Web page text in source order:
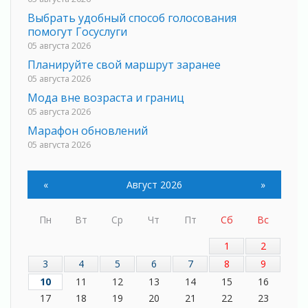
Выбрать удобный способ голосования
помогут Госуслуги
05 августа 2026
Планируйте свой маршрут заранее
05 августа 2026
Мода вне возраста и границ
05 августа 2026
Марафон обновлений
05 августа 2026
С заботой о здоровье
Лучшая из лучших
Пульс региона
05 августа 2026
«Результат командный, заслуга каждого
« Август 2026 »
Пн Вт Ср Чт Пт Сб
Вс
1
2
3
4 5 6 7 8
9
10
11 12 13 14 15
16
17
18 19 20 21 22
23